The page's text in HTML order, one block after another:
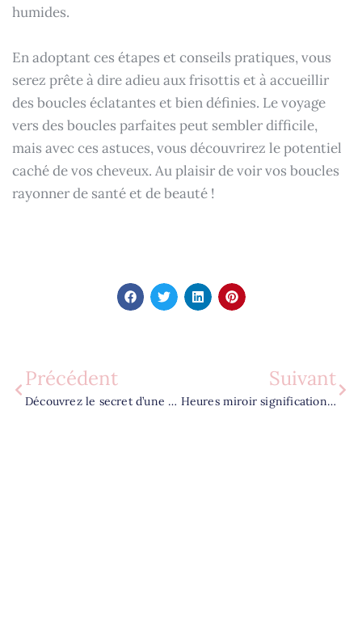
humides.
En adoptant ces étapes et conseils pratiques, vous
serez prête à dire adieu aux frisottis et à accueillir
des boucles éclatantes et bien définies. Le voyage
vers des boucles parfaites peut sembler difficile,
mais avec ces astuces, vous découvrirez le potentiel
caché de vos cheveux. Au plaisir de voir vos boucles
rayonner de santé et de beauté !
Précédent
Découvrez le secret d’une peau parfaite avec la BB crème SPF 50 !
Suivant
Heures miroir signification : Une exploration des significations cachées et de leur impact sur votre vie